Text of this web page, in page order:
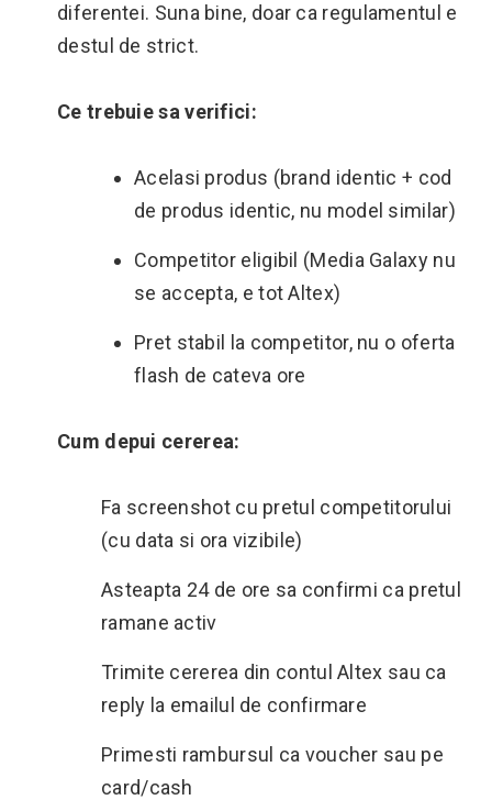
diferentei. Suna bine, doar ca regulamentul e
destul de strict.
Ce trebuie sa verifici:
Acelasi produs (brand identic + cod
de produs identic, nu model similar)
Competitor eligibil (Media Galaxy nu
se accepta, e tot Altex)
Pret stabil la competitor, nu o oferta
flash de cateva ore
Cum depui cererea:
Fa screenshot cu pretul competitorului
(cu data si ora vizibile)
Asteapta 24 de ore sa confirmi ca pretul
ramane activ
Trimite cererea din contul Altex sau ca
reply la emailul de confirmare
Primesti rambursul ca voucher sau pe
card/cash